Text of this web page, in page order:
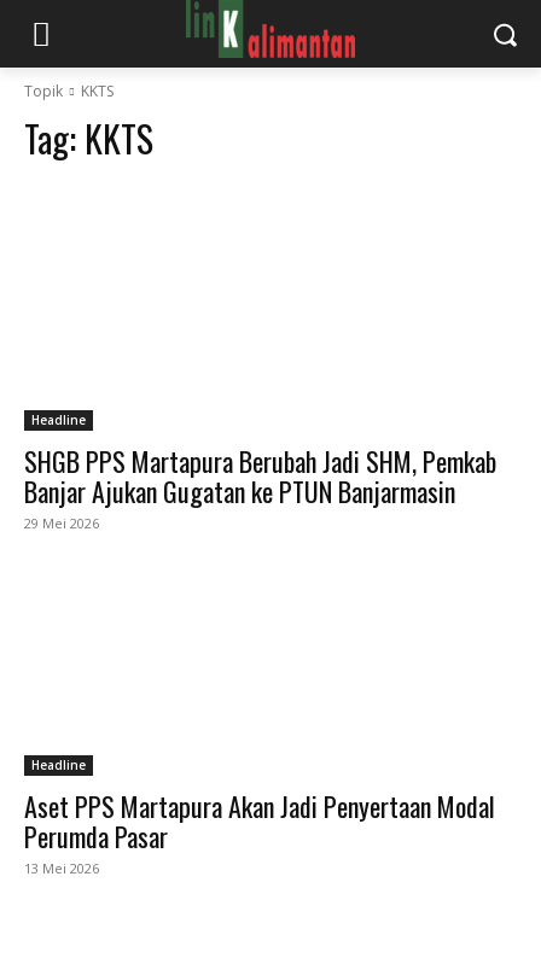
Topik KKTS
Tag: KKTS
Headline
SHGB PPS Martapura Berubah Jadi SHM, Pemkab
Banjar Ajukan Gugatan ke PTUN Banjarmasin
29 Mei 2026
Headline
Aset PPS Martapura Akan Jadi Penyertaan Modal
Perumda Pasar
13 Mei 2026